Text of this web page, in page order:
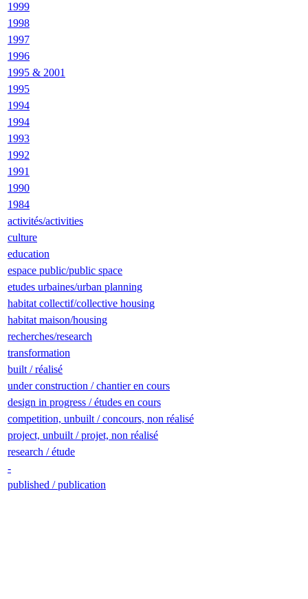
1999
1998
1997
1996
1995 & 2001
1995
1994
1994
1993
1992
1991
1990
1984
activités/activities
culture
education
espace public/public space
etudes urbaines/urban planning
habitat collectif/collective housing
habitat maison/housing
recherches/research
transformation
built / réalisé
under construction / chantier en cours
design in progress / études en cours
competition, unbuilt / concours, non réalisé
project, unbuilt / projet, non réalisé
research / étude
-
published / publication